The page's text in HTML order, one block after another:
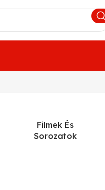
Filmek És
Sorozatok